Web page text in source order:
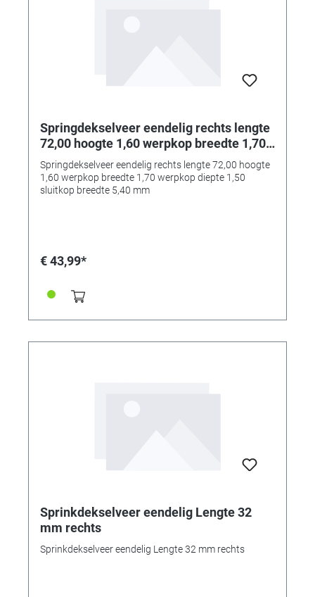
Springdekselveer eendelig rechts lengte
72,00 hoogte 1,60 werpkop breedte 1,70
werpkop diepte 1,50 sluitkop breedte
5,40 mm
Springdekselveer eendelig rechts lengte 72,00 hoogte
1,60 werpkop breedte 1,70 werpkop diepte 1,50
sluitkop breedte 5,40 mm
€ 43,99*
Sprinkdekselveer eendelig Lengte 32
mm rechts
Sprinkdekselveer eendelig Lengte 32 mm rechts